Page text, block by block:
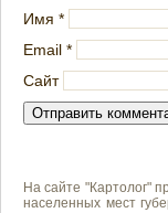
Имя *
Email *
Сайт
На сайте "Картолог"
населенных мест